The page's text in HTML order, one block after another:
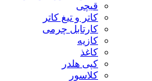
قیچی
کاتر و تیغ کاتر
کارتابل چرمی
کازیه
کاغذ
کپی هلدر
کلاسور